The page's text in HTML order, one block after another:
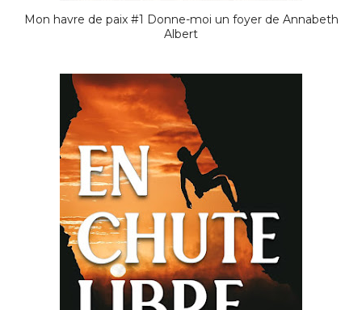
Mon havre de paix #1 Donne-moi un foyer de Annabeth
Albert